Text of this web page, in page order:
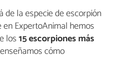
de la especie de escorpión
ExpertoAnimal hemos
los15 escorpiones más
cómo